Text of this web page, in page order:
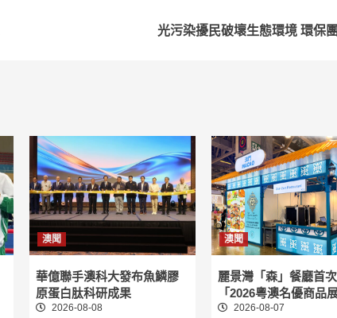
光污染擾民破壞生態環境 環保
澳聞
華億聯手澳科大發布魚鱗膠
原蛋白肽科研成果
2026-08-08
澳聞
麗景灣「森」餐廳首
「2026粵澳名優商品展
2026-08-07